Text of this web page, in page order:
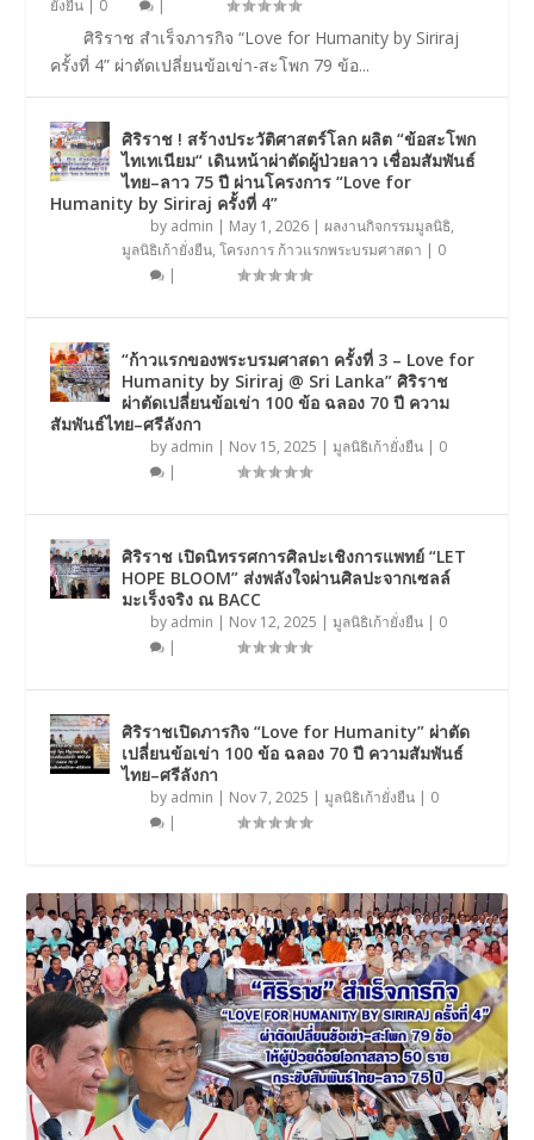
ยั่งยืน | 0 |
ศิริราช สำเร็จภารกิจ “Love for Humanity by Siriraj
ครั้งที่ 4” ผ่าตัดเปลี่ยนข้อเข่า-สะโพก 79 ข้อ...
ศิริราช ! สร้างประวัติศาสตร์โลก ผลิต “ข้อสะโพก
ไทเทเนียม“ เดินหน้าผ่าตัดผู้ป่วยลาว เชื่อมสัมพันธ์
ไทย–ลาว 75 ปี ผ่านโครงการ “Love for
Humanity by Siriraj ครั้งที่ 4”
by admin | May 1, 2026 |ผลงานกิจกรรมมูลนิธิ,
มูลนิธิเก้ายั่งยืน,โครงการ ก้าวแรกพระบรมศาสดา | 0
|
“ก้าวแรกของพระบรมศาสดา ครั้งที่ 3 – Love for
Humanity by Siriraj @ Sri Lanka” ศิริราช
ผ่าตัดเปลี่ยนข้อเข่า 100 ข้อ ฉลอง 70 ปี ความ
สัมพันธ์ไทย–ศรีลังกา
by admin | Nov 15, 2025 |มูลนิธิเก้ายั่งยืน | 0
|
ศิริราช เปิดนิทรรศการศิลปะเชิงการแพทย์ “LET
HOPE BLOOM” ส่งพลังใจผ่านศิลปะจากเซลล์
มะเร็งจริง ณ BACC
by admin | Nov 12, 2025 |มูลนิธิเก้ายั่งยืน | 0
|
ศิริราชเปิดภารกิจ “Love for Humanity” ผ่าตัด
เปลี่ยนข้อเข่า 100 ข้อ ฉลอง 70 ปี ความสัมพันธ์
ไทย–ศรีลังกา
by admin | Nov 7, 2025 |มูลนิธิเก้ายั่งยืน | 0
|